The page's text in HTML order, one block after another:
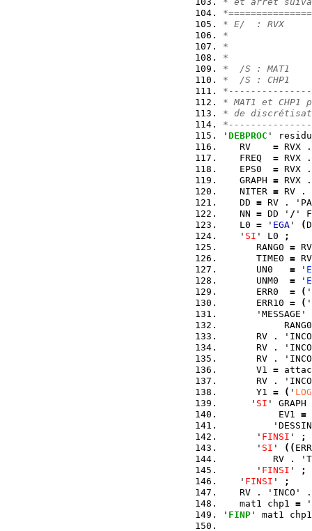
* E/  : RVX      :
*
*
*
*  /S : MAT1
*  /S : CHP1
* MAT1 et
* de
' DEBPROC '
   RV
= RVX
   FREQ
= RVX
   EPS0
= RVX
   GRAPH
= RVX
   NITER
= RV .
   DD
= RV .
   NN
= DD ' / '
   L0
= ' EGA ' (
   '
SI ' L0
;
      RANG0
=
      TIME0
=
      UN0
= '
      UNM0
= '
      ERR0
= (
      ERR10
= ( '
'MESSAGE'
RV .
RV .
RV .
      V1
=
RV .
      Y1
= ( ' LOG
     '
SI ' GRAPH
          EV1
=
      '
FINSI '
;
      '
SI ' ( (
RV .
      '
FINSI '
;
   '
FINSI '
;
RV . 'INCO'
   mat1 chp1
= '
' FINP ' mat1